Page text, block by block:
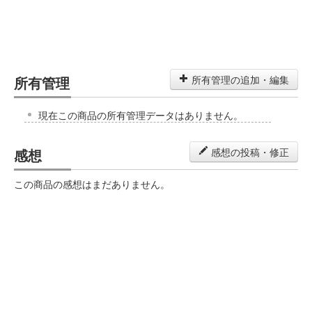
所有管理 所有管理の追加・編集
現在この商品の所有管理データはありません。
感想 感想の投稿・修正
この商品の感想はまだありません。